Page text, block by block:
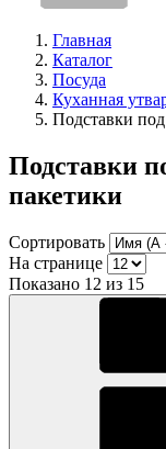
Главная
Каталог
Посуда
Куханная
Подставки
Подставки
пакетики
Сортировать
На странице
Показано 12 из 15